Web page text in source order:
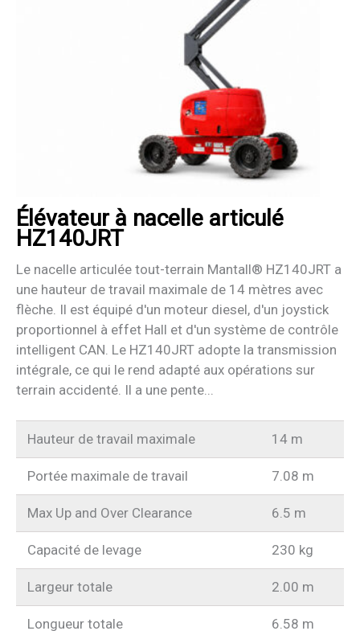
Élévateur à nacelle articulé
HZ140JRT
Le nacelle articulée tout-terrain Mantall® HZ140JRT a
une hauteur de travail maximale de 14 mètres avec
flèche. Il est équipé d'un moteur diesel, d'un joystick
proportionnel à effet Hall et d'un système de contrôle
intelligent CAN. Le HZ140JRT adopte la transmission
intégrale, ce qui le rend adapté aux opérations sur
terrain accidenté. Il a une pente...
Hauteur de travail maximale 14 m
Portée maximale de travail 7.08 m
Max Up and Over Clearance 6.5 m
Capacité de levage 230 kg
Largeur totale 2.00 m
Longueur totale 6.58 m